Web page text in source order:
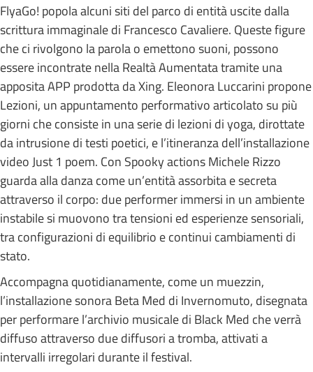
FlyaGo! popola alcuni siti del parco di entità uscite dalla
scrittura immaginale di Francesco Cavaliere. Queste figure
che ci rivolgono la parola o emettono suoni, possono
essere incontrate nella Realtà Aumentata tramite una
apposita APP prodotta da Xing. Eleonora Luccarini propone
Lezioni, un appuntamento performativo articolato su più
giorni che consiste in una serie di lezioni di yoga, dirottate
da intrusione di testi poetici, e l’itineranza dell’installazione
video Just 1 poem. Con Spooky actions Michele Rizzo
guarda alla danza come un’entità assorbita e secreta
attraverso il corpo: due performer immersi in un ambiente
instabile si muovono tra tensioni ed esperienze sensoriali,
tra configurazioni di equilibrio e continui cambiamenti di
stato.
Accompagna quotidianamente, come un muezzin,
l’installazione sonora Beta Med di Invernomuto, disegnata
per performare l’archivio musicale di Black Med che verrà
diffuso attraverso due diffusori a tromba, attivati a
intervalli irregolari durante il festival.